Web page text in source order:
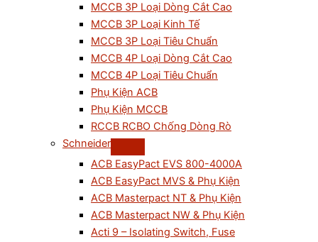
MCCB 3P Loại Dòng Cắt Cao
MCCB 3P Loại Kinh Tế
MCCB 3P Loại Tiêu Chuẩn
MCCB 4P Loại Dòng Cắt Cao
MCCB 4P Loại Tiêu Chuẩn
Phụ Kiện ACB
Phụ Kiện MCCB
RCCB RCBO Chống Dòng Rò
Schneider
ACB EasyPact EVS 800-4000A
ACB EasyPact MVS & Phụ Kiện
ACB Masterpact NT & Phụ Kiện
ACB Masterpact NW & Phụ Kiện
Acti 9 – Isolating Switch, Fuse